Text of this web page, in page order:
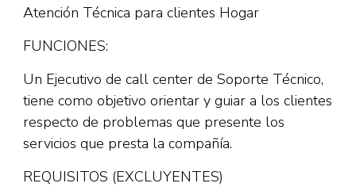
Atención Técnica para clientes Hogar
FUNCIONES:
Un Ejecutivo de call center de Soporte Técnico,
tiene como objetivo orientar y guiar a los clientes
respecto de problemas que presente los
servicios que presta la compañía.
REQUISITOS (EXCLUYENTES)